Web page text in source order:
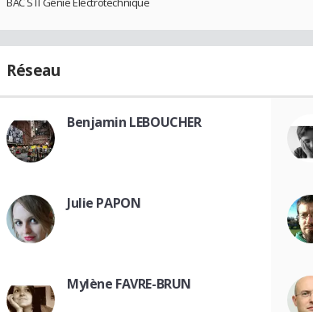
Réseau
Benjamin LEBOUCHER
Julie PAPON
Mylène FAVRE-BRUN